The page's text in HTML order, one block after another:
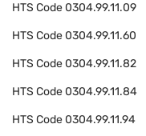
HTS Code0304.99.11.09
HTS Code0304.99.11.60
HTS Code0304.99.11.82
HTS Code0304.99.11.84
HTS Code0304.99.11.94